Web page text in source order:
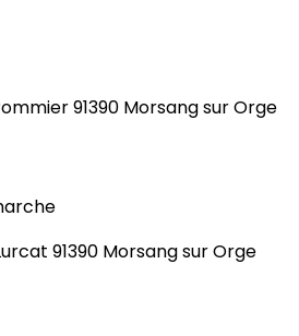
91390 Morsang sur Orge
91390 Morsang sur Orge